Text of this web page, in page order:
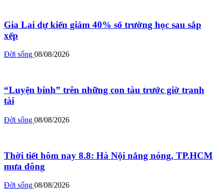
Gia Lai dự kiến giảm 40% số trường học sau sắp
xếp
Đời sống 08/08/2026
“Luyện binh” trên những con tàu trước giờ tranh
tài
Đời sống 08/08/2026
Thời tiết hôm nay 8.8: Hà Nội nắng nóng, TP.HCM
mưa dông
Đời sống 08/08/2026